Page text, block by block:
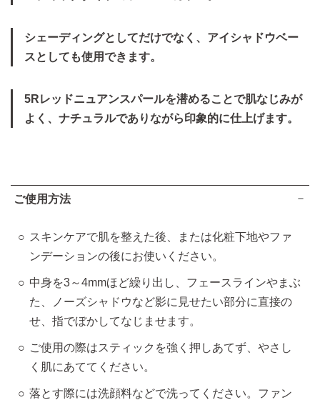
シェーディングとしてだけでなく、アイシャドウベー
スとしても使用できます。
5Rレッドニュアンスパールを潜めることで肌なじみが
よく、ナチュラルでありながら印象的に仕上げます。
ご使用方法
スキンケアで肌を整えた後、または化粧下地やファ
ンデーションの後にお使いください。
中身を3～4mmほど繰り出し、フェースラインやまぶ
た、ノーズシャドウなど影に見せたい部分に直接の
せ、指でぼかしてなじませます。
ご使用の際はスティックを強く押しあてず、やさし
く肌にあててください。
落とす際には洗顔料などで洗ってください。ファン